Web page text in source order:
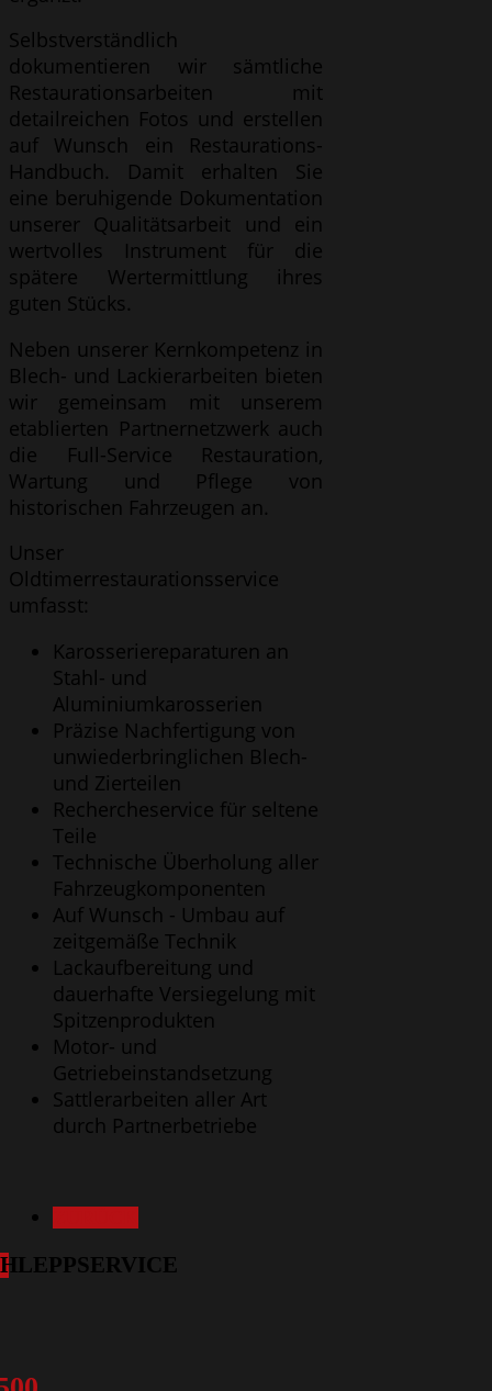
Selbstverständlich
dokumentieren wir sämtliche
Restaurationsarbeiten mit
detailreichen Fotos und erstellen
auf Wunsch ein Restaurations-
Handbuch. Damit erhalten Sie
eine beruhigende Dokumentation
unserer Qualitätsarbeit und ein
wertvolles Instrument für die
spätere Wertermittlung ihres
guten Stücks.
Neben unserer Kernkompetenz in
Blech- und Lackierarbeiten bieten
wir gemeinsam mit unserem
etablierten Partnernetzwerk auch
die Full-Service Restauration,
Wartung und Pflege von
historischen Fahrzeugen an.
Unser
Oldtimerrestaurationsservice
umfasst:
Karosseriereparaturen an
Stahl- und
Aluminiumkarosserien
Präzise Nachfertigung von
unwiederbringlichen Blech-
und Zierteilen
Rechercheservice für seltene
Teile
Technische Überholung aller
Fahrzeugkomponenten
Auf Wunsch - Umbau auf
zeitgemäße Technik
Lackaufbereitung und
dauerhafte Versiegelung mit
Spitzenprodukten
Motor- und
Getriebeinstandsetzung
Sattlerarbeiten aller Art
durch Partnerbetriebe